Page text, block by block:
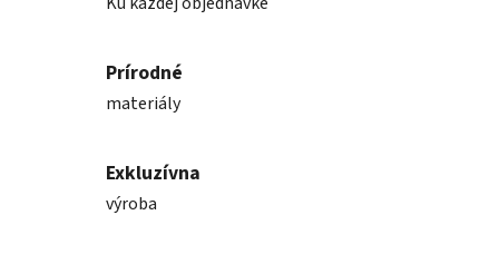
Prírodné
materiály
Exkluzívna
výroba